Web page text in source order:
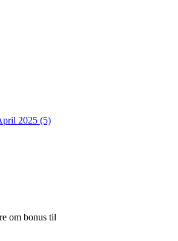
2025 (5)
om bonus til